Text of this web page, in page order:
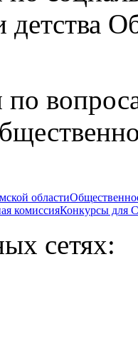
детства
области
комиссияКонкурсы
сетях: